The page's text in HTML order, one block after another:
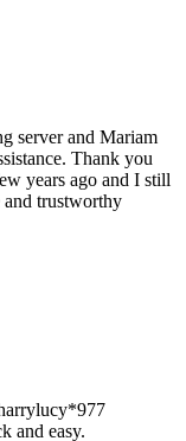
server and Mariam
Thank you
years ago and I still
and trustworthy
and easy.